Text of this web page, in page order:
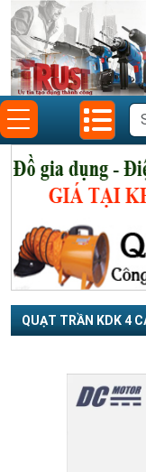
QUẠT TRẦN KDK 4